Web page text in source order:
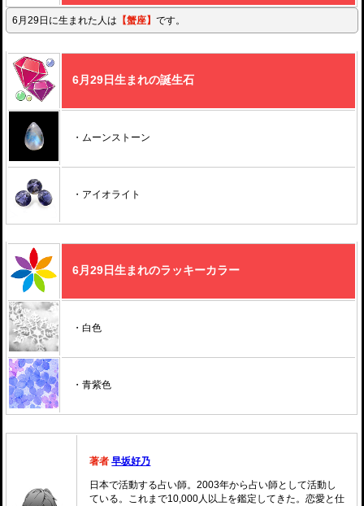
6月29日に生まれた人は 【蟹座】 です。
6月29日生まれの誕生石
・ムーンストーン
・アイオライト
6月29日生まれのラッキーカラー
・白色
・青紫色
著者 早坂好乃
日本で活動する占い師。2003年から占い師として活動し
ている。これまで10,000人以上を鑑定してきた。恋愛と仕